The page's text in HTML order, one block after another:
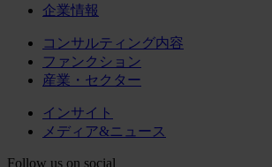
企業情報
コンサルティング内容
ファンクション
産業・セクター
インサイト
メディア&ニュース
Follow us on social